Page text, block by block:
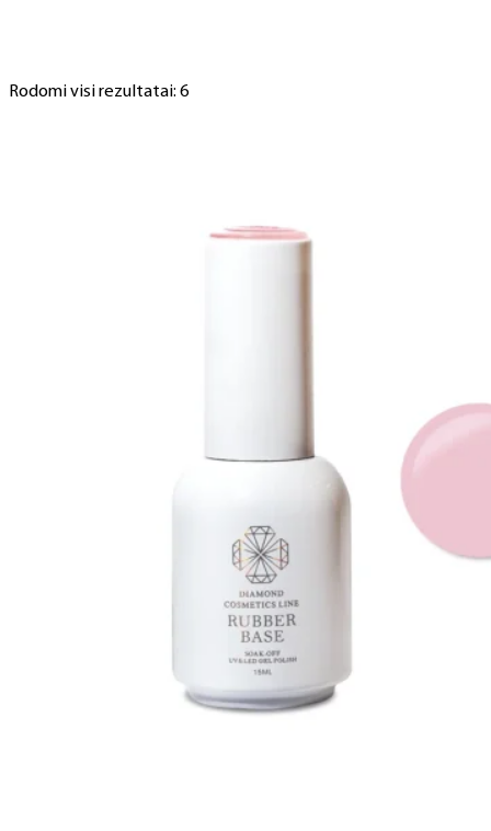
Rodomi visi rezultatai: 6